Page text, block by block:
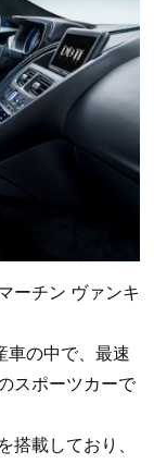
ーチン ヴァンキ
車の中で、最速
スポーツカーで
搭載しており、